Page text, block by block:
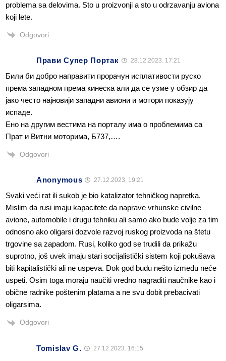
problema sa delovima. Sto u proizvonji a sto u odrzavanju aviona
koji lete.
Odgovori
Прави Супер Портак 28.12.2023. 17:21
Били би добро направити прорачун исплативости руско
према западном према кинеска али да се узме у обзир да
јако често најновији западни авиони и мотори показују
испаде.
Ено на другим вестима на порталу има о проблемима са
Прат и Витни моторима, Б737,….
Odgovori
Anonymous 27.12.2023. 19:21
Svaki veći rat ili sukob je bio katalizator tehničkog napretka.
Mislim da rusi imaju kapacitete da naprave vrhunske civilne
avione, automobile i drugu tehniku ali samo ako bude volje za tim
odnosno ako oligarsi dozvole razvoj ruskog proizvoda na štetu
trgovine sa zapadom. Rusi, koliko god se trudili da prikažu
suprotno, još uvek imaju stari socijalistički sistem koji pokušava
biti kapitalistički ali ne uspeva. Dok god budu nešto između neće
uspeti. Osim toga moraju naučiti vredno nagraditi naučnike kao i
obične radnike poštenim platama a ne svu dobit prebacivati
oligarsima.
Odgovori
Tomislav G. 27.12.2023. 16:15